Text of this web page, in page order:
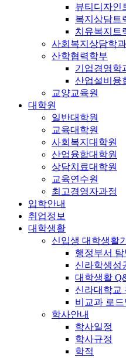
뷰티디자인
복지상담트
치유복지트
사회복지상담학과
산학협력학부
기업경영학
산업설비융
교양교육원
대학원
일반대학원
교육대학원
사회복지대학원
산업융합대학원
상담치료대학원
교육연수원
최고경영자과정
입학안내
취업정보
대학생활
신입생 대학생활
행정부서
신라학생성
대학생활
신라대학교
비교과 로드
학사안내
학사일정
학사규정
학적